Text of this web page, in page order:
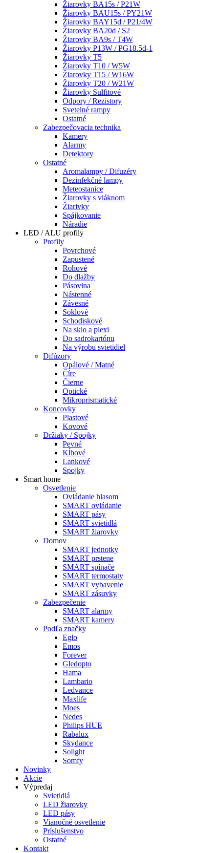
Žiarovky BA15s / P21W
Žiarovky BAU15s / PY21W
Žiarovky BAY15d / P21/4W
Žiarovky BA20d / S2
Žiarovky BA9s / T4W
Žiarovky P13W / PG18.5d-1
Žiarovky T5
Žiarovky T10 / W5W
Žiarovky T15 / W16W
Žiarovky T20 / W21W
Žiarovky Sulfitové
Odpory / Rezistory
Svetelné rampy
Ostatné
Zabezpečovacia technika
Kamery
Alarmy
Detektory
Ostatné
Aromalampy / Difuzéry
Dezinfekčné lampy
Meteostanice
Žiarovky s vláknom
Žiarivky
Spájkovanie
Náradie
LED / ALU profily
Profily
Povrchové
Zapustené
Rohové
Do dlažby
Pásovina
Nástenné
Závesné
Soklové
Schodiskové
Na sklo a plexi
Do sadrokartónu
Na výrobu svietidiel
Difúzory
Opálové / Matné
Číre
Čierne
Optické
Mikroprismatické
Koncovky
Plastové
Kovové
Držiaky / Spojky
Pevné
Kĺbové
Lankové
Spojky
Smart home
Osvetlenie
Ovládanie hlasom
SMART ovládanie
SMART pásy
SMART svietidlá
SMART žiarovky
Domov
SMART jednotky
SMART prstene
SMART spínače
SMART termostaty
SMART vybavenie
SMART zásuvky
Zabezpečenie
SMART alarmy
SMART kamery
Podľa značky
Eglo
Emos
Forever
Gledopto
Hama
Lambario
Ledvance
Maxlife
Moes
Nedes
Philips HUE
Rabalux
Skydance
Solight
Somfy
Novinky
Akcie
Výpredaj
Svietidlá
LED žiarovky
LED pásy
Vianočné osvetlenie
Príslušenstvo
Ostatné
Kontakt